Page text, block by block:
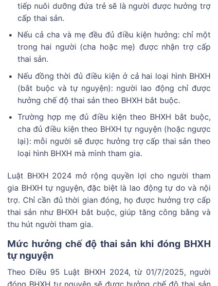
tiếp nuôi dưỡng đứa trẻ sẽ là người được hưởng trợ
cấp thai sản.
Nếu cả cha và mẹ đều đủ điều kiện hưởng: chỉ một
trong hai người (cha hoặc mẹ) được nhận trợ cấp
thai sản.
Nếu đồng thời đủ điều kiện ở cả hai loại hình BHXH
(bắt buộc và tự nguyện): người lao động chỉ được
hưởng chế độ thai sản theo BHXH bắt buộc.
Trường hợp mẹ đủ điều kiện theo BHXH bắt buộc,
cha đủ điều kiện theo BHXH tự nguyện (hoặc ngược
lại): mỗi người sẽ được hưởng trợ cấp thai sản theo
loại hình BHXH mà mình tham gia.
Luật BHXH 2024 mở rộng quyền lợi cho người tham
gia BHXH tự nguyện, đặc biệt là lao động tự do và nội
trợ. Chỉ cần đủ thời gian đóng, họ được hưởng trợ cấp
thai sản như BHXH bắt buộc, giúp tăng công bằng và
thu hút người tham gia.
Mức hưởng chế độ thai sản khi đóng BHXH
tự nguyện
Theo Điều 95 Luật BHXH 2024, từ 01/7/2025, người
đóng BHXH tự nguyện sẽ được hưởng chế độ thai sản